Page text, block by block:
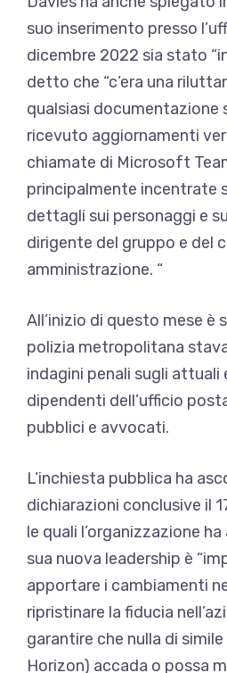
suo inserimento presso
dicembre 2022 sia stato
detto che “c’era una
qualsiasi
ricevuto aggiornamenti
chiamate di Microsoft
principalmente incentrate
dettagli sui personaggi e
dirigente del gruppo e del
amministrazione. “
All’inizio di questo mese è
polizia metropolitana
indagini penali sugli attuali
dipendenti dell’ufficio
pubblici e avvocati.
L’inchiesta pubblica ha
dichiarazioni conclusive il
le quali l’organizzazione
sua nuova leadership è
apportare i cambiamenti
ripristinare la fiducia
garantire che nulla di
Horizon) accada o possa